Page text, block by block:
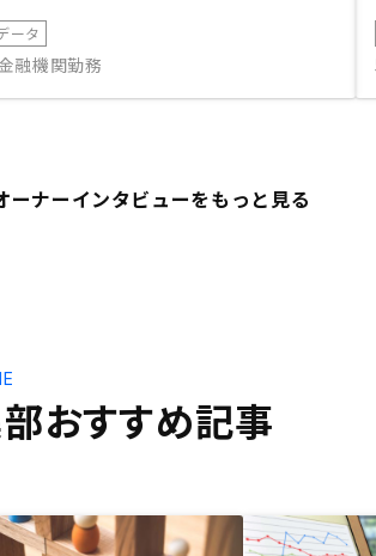
ータ
融機関勤務
ーナーインタビューをもっと見る
おすすめ記事